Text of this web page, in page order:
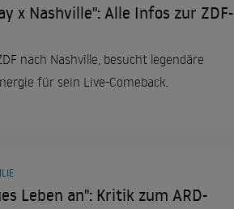
x Nashville": Alle Infos zur ZDF-
nach Nashville, besucht legendäre
für sein Live-Comeback.
Leben an": Kritik zum ARD-